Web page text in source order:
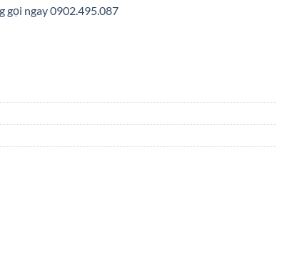
gọi ngay 0902.495.087